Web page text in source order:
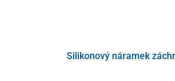
Silikonový náramek